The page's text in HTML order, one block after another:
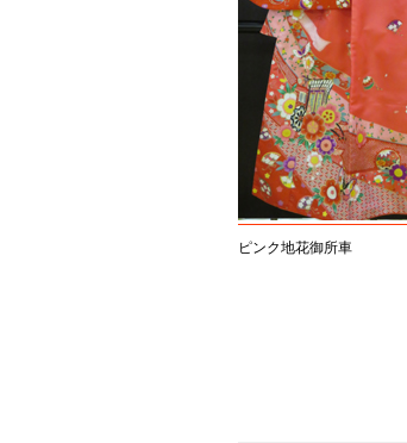
ピンク地花御所車